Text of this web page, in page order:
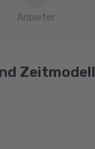
Anbieter
Zeitmodell